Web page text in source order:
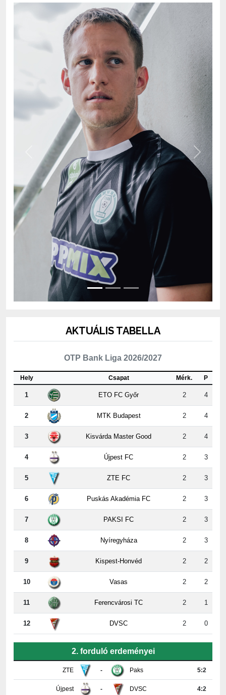
Next
OTP Bank Liga 2026/2027
Csapat
1 ETO FC Győr 2 4
2 MTK Budapest 2 4
3 Kisvárda Master Good 2 4
4 Újpest FC 2 3
5 ZTE FC 2 3
6 Puskás Akadémia FC 2 3
7 PAKSI FC 2 3
8 Nyíregyháza 2 3
9 Kispest-Honvéd 2 2
10 Vasas 2 2
11 Ferencvárosi TC 2 1
12 DVSC 2 0
ZTE - Paks
Újpest DVSC 4:2
Ferencváros Vasas 0:0